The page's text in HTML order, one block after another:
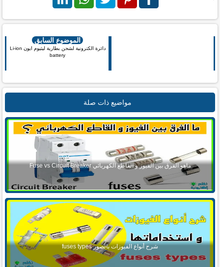
فيس بوك بنترست تويتر واتس اب لينكد ان
الموضوع السابق
دائرة الكترونية لشحن بطارية ليثيوم ايون Li-ion
battery
مواضيع ذات صلة
ماهو الفرق بين الفيوز و القاطع الكهربائي Fuse vs Circuit Breaker
شرح أنواع الفيوزات بالصور fuses types